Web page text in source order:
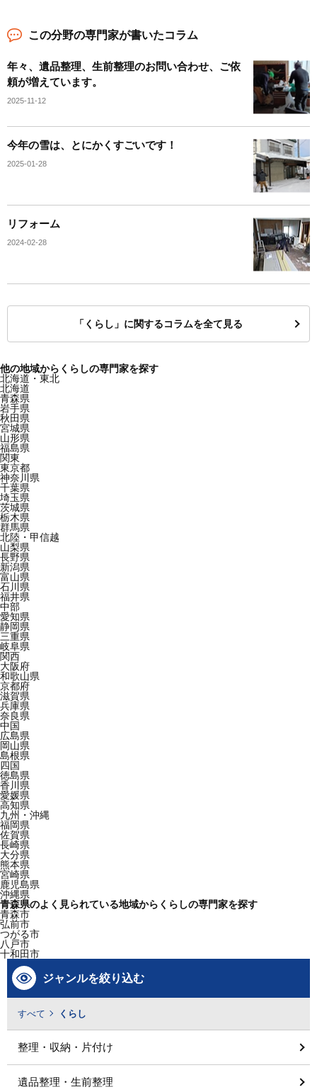
この分野の専門家が書いたコラム
年々、遺品整理、生前整理のお問い合わせ、ご依
頼が増えています。
2025-11-12
今年の雪は、とにかくすごいです！
2025-01-28
リフォーム
2024-02-28
「くらし」に関するコラムを全て見る
他の地域からくらしの専門家を探す
北海道・東北
北海道
青森県
岩手県
秋田県
宮城県
山形県
福島県
関東
東京都
神奈川県
千葉県
埼玉県
茨城県
栃木県
群馬県
北陸・甲信越
山梨県
長野県
新潟県
富山県
石川県
福井県
中部
愛知県
静岡県
三重県
岐阜県
関西
大阪府
和歌山県
京都府
滋賀県
兵庫県
奈良県
中国
広島県
岡山県
島根県
四国
徳島県
香川県
愛媛県
高知県
九州・沖縄
福岡県
佐賀県
長崎県
大分県
熊本県
宮崎県
鹿児島県
沖縄県
青森県のよく見られている地域からくらしの専門家を探す
青森市
弘前市
つがる市
八戸市
十和田市
ジャンルを絞り込む
すべて くらし
整理・収納・片付け
遺品整理・生前整理